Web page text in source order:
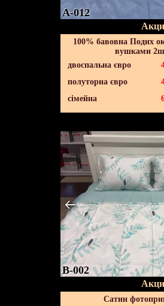
A-012
100% бавовна Подих
вушками
двоспальна євро
полуторна євро
сімейна
B-002
Сатин